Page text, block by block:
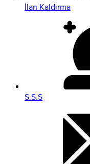
İlan Kaldırma
S.S.S